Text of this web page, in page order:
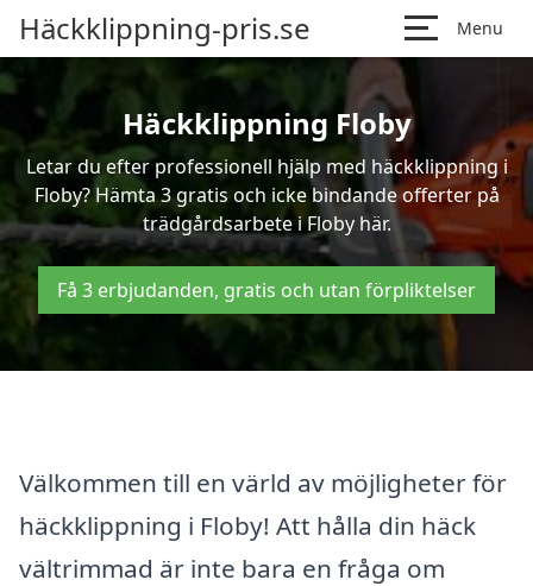
Häckklippning-pris.se Menu
Häckklippning Floby
Letar du efter professionell hjälp med häckklippning i
Floby? Hämta 3 gratis och icke bindande offerter på
trädgårdsarbete i Floby här.
Få 3 erbjudanden, gratis och utan förpliktelser
Välkommen till en värld av möjligheter för
häckklippning i Floby! Att hålla din häck
vältrimmad är inte bara en fråga om